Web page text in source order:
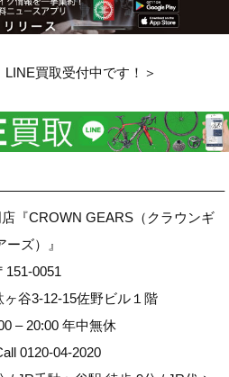
LINE買取受付中です！＞
『CROWN GEARS（クラウンギ
ーズ）』
151-0051
谷3-12-15佐野ビル１階
– 20:00 年中無休
0120-04-2020